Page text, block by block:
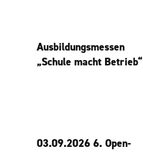
Ausbildungsmessen
„Schule macht Betrieb“
03.09.2026 6. Open-